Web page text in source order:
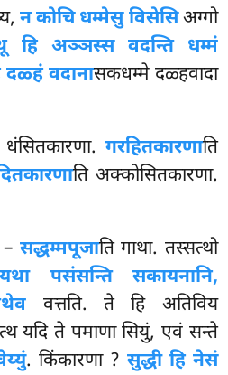
न कोचि धम्मेसु विसेसिअग्गो
हि अञ्ञस्स वदन्ति धम्मं
दळ्हं वदानासकधम्मे दळ्हवादा
धंसितकारणा. गरहितकारणाति
ति अक्कोसितकारणा.
सद्धम्मपूजाति गाथा. तस्सत्थो
यथा पसंसन्ति सकायनानि,
वत्तति. ते हि अतिविय
यदि ते पमाणा सियुं, एवं सन्ते
. किंकारणा ? सुद्धी हि नेसं